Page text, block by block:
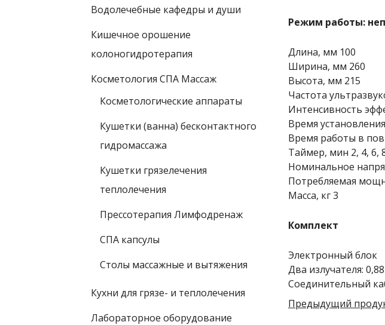
Водолечебные кафедры и души
Кишечное орошение
колоногидротерапия
Косметология СПА Массаж
Косметологические аппараты
Кушетки (ванна) бесконтактного
гидромассажа
Кушетки грязелечения
теплолечения
Прессотерапия Лимфодренаж
СПА капсулы
Столы массажные и вытяжения
Кухни для грязе- и теплолечения
Лабораторное оборудование
Режим работы:
Длина, мм 100
Ширина, мм 260
Высота, мм 215
Частота
Интенсивность
Время
Время работы в
Таймер, мин 2, 4, 6,
Номинальное
Потребляемая
Масса, кг 3
Комплект
Электронный блок
Два излучателя:
Соединительный
Предыдущий